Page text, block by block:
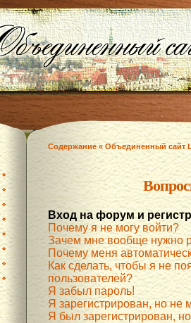
Содержание « Объединенный сайт
Вход на форум и
Почему я не могу войти?
Зачем мне вообще нужно
Почему меня
Как сделать, чтобы я не
пользователей?
Я забыл пароль!
Я зарегистрирован, но не
Я был зарегистрирован,